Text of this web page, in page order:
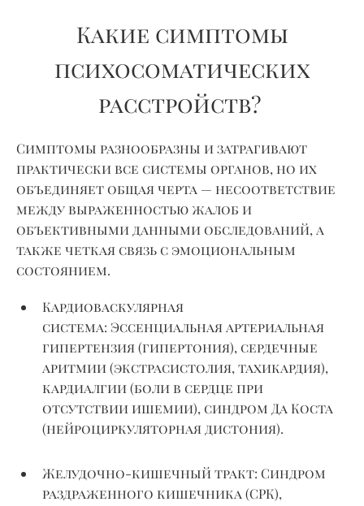
Какие симптомы
психосоматических
расстройств?
Симптомы разнообразны и затрагивают
практически все системы органов, но их
объединяет общая черта — несоответствие
между выраженностью жалоб и
объективными данными обследований, а
также четкая связь с эмоциональным
состоянием.
Кардиоваскулярная
система: Эссенциальная артериальная
гипертензия (гипертония), сердечные
аритмии (экстрасистолия, тахикардия),
кардиалгии (боли в сердце при
отсутствии ишемии), синдром Да Коста
(нейроциркуляторная дистония).
Желудочно-кишечный тракт: Синдром
раздраженного кишечника (СРК),